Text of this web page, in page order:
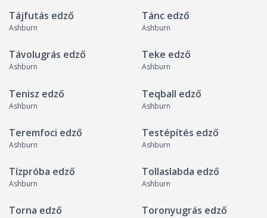
Tájfutás edző
Ashburn
Tánc edző
Ashburn
Távolugrás edző
Ashburn
Teke edző
Ashburn
Tenisz edző
Ashburn
Teqball edző
Ashburn
Teremfoci edző
Ashburn
Testépítés edző
Ashburn
Tízpróba edző
Ashburn
Tollaslabda edző
Ashburn
Torna edző Toronyugrás edző